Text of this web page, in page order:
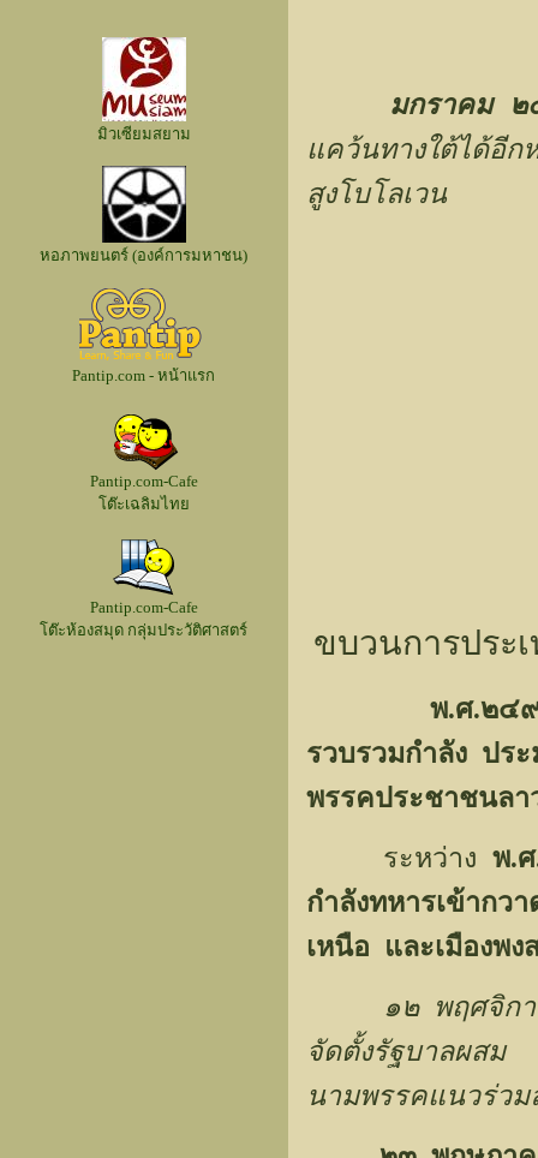
มิวเซียมสยาม
หอภาพยนตร์ (องค์การมหาชน)
Pantip.com - หน้าแรก
Pantip.com-Cafe
โต๊ะเฉลิมไทย
Pantip.com-Cafe
โต๊ะห้องสมุด กลุ่มประวัติศาสตร์
มกราคม
แคว้นทางใต้ได้อี
สูงโบโลเวน
ขบวนการประ
พ.ศ.๒๔
รวบรวมกำลัง ปร
พรรคประชาชนลา
ระหว่างพ.
กำลังทหารเข้ากว
เหนือ และเมืองพ
๑๒ พฤศจิ
จัดตั้งรัฐบาลผสม
นามพรรคแนวร่วม